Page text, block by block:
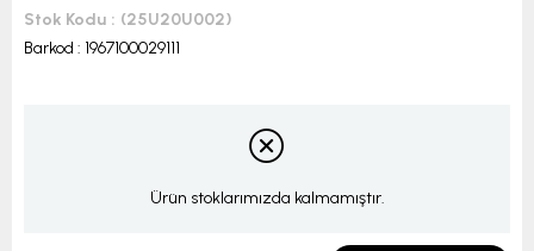
Stok Kodu
(25U20U002)
Barkod : 1967100029111
Ürün stoklarımızda kalmamıştır.